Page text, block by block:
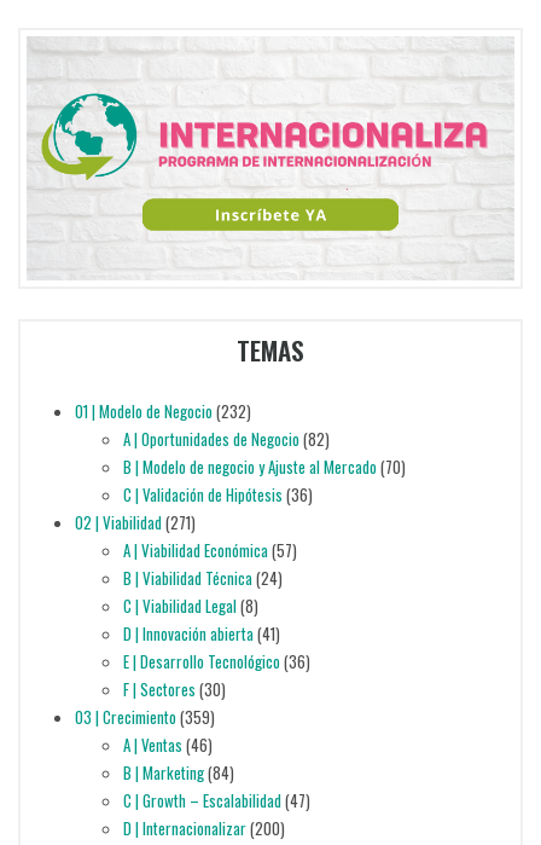
TEMAS
01 | Modelo de Negocio(232)
A | Oportunidades de Negocio(82)
B | Modelo de negocio y Ajuste al Mercado(70)
C | Validación de Hipótesis (36)
02 | Viabilidad(271)
A | Viabilidad Económica(57)
B | Viabilidad Técnica(24)
C | Viabilidad Legal(8)
D | Innovación abierta(41)
E | Desarrollo Tecnológico(36)
F | Sectores (30)
03 | Crecimiento(359)
A | Ventas (46)
B | Marketing(84)
C | Growth – Escalabilidad(47)
D | Internacionalizar(200)